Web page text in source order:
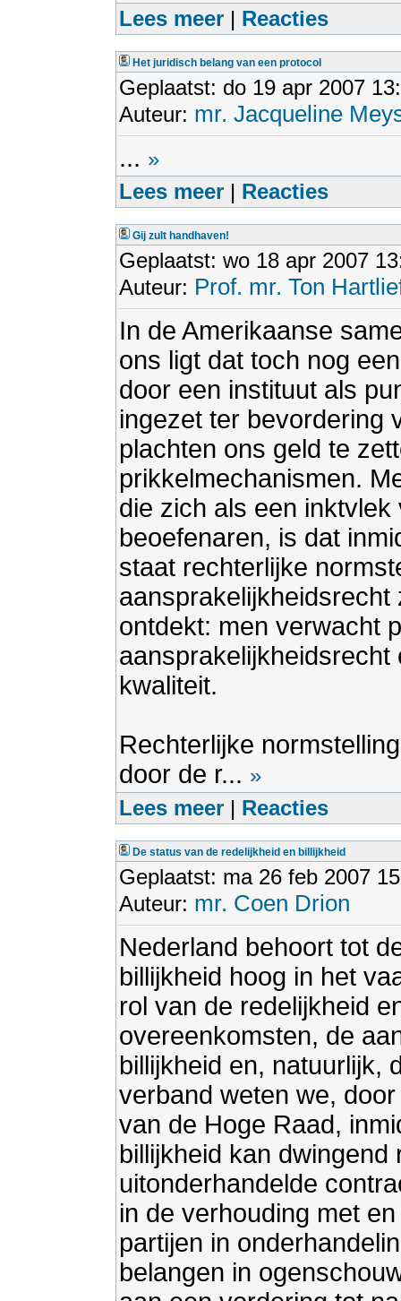
Lees meer | Reacties
Het juridisch belang van een protocol
Geplaatst: do 19 apr 2007
Auteur: mr. Jacqueline
... »
Lees meer | Reacties
Gij zult handhaven!
Geplaatst: wo 18 apr 2007
Auteur: Prof. mr. Ton
In de Amerikaanse
ons ligt dat toch nog
door een instituut als
ingezet ter bevordering
plachten ons geld te
prikkelmechanismen.
die zich als een
beoefenaren, is dat
staat rechterlijke
ontdekt: men verwacht
kwaliteit.
Rechterlijke
door de r... »
Lees meer | Reacties
De status van de redelijkheid en billijkheid
Geplaatst: ma 26 feb 2007
Auteur: mr. Coen Drion
Nederland behoort tot
billijkheid hoog in het
rol van de redelijkheid
overeenkomsten, de
billijkheid en, natuurlijk,
verband weten we,
van de Hoge Raad,
billijkheid kan
uitonderhandelde
in de verhouding met
partijen in
belangen in